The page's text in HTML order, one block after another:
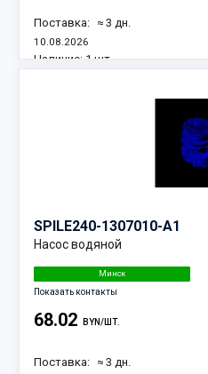
Поставка: ≈ 3 дн.
10.08.2026
Наличие: 1 шт.
SPILE240-1307010-А1
Насос водяной
Минск
Показать контакты
68.02 BYN/ШТ.
Поставка: ≈ 3 дн.